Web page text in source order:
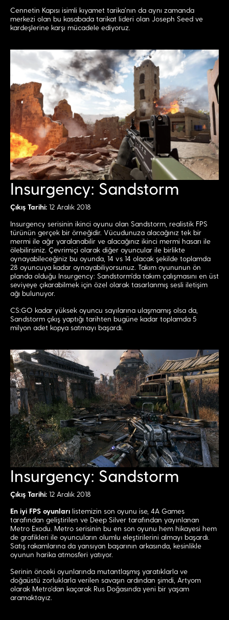
Cennetin Kapısı isimli kıyamet tarika’nın da aynı zamanda
merkezi olan bu kasabada tarikat lideri olan Joseph Seed ve
kardeşlerine karşı mücadele ediyoruz.
Insurgency: Sandstorm
Çıkış Tarihi: 12 Aralık 2018
Insurgency serisinin ikinci oyunu olan Sandstorm, realistik FPS
türünün gerçek bir örneğidir. Vücudunuza alacağınız tek bir
mermi ile ağır yaralanabilir ve alacağınız ikinci mermi hasarı ile
ölebilirsiniz. Çevrimiçi olarak diğer oyuncular ile birlikte
oynayabileceğiniz bu oyunda, 14 vs 14 olacak şekilde toplamda
28 oyuncuya kadar oynayabiliyorsunuz. Takım oyununun ön
planda olduğu Insurgency: Sandstorm’da takım çalışmasını en üst
seviyeye çıkarabilmek için özel olarak tasarlanmış sesli iletişim
ağı bulunuyor.
CS:GO kadar yüksek oyuncu sayılarına ulaşmamış olsa da,
Sandstorm çıkış yaptığı tarihten bugüne kadar toplamda 5
milyon adet kopya satmayı başardı.
Insurgency: Sandstorm
Çıkış Tarihi: 12 Aralık 2018
En iyi FPS oyunları listemizin son oyunu ise, 4A Games
tarafından geliştirilen ve Deep Silver tarafından yayınlanan
Metro Exodu. Metro serisinin bu en son oyunu hem hikayesi hem
de grafikleri ile oyuncuların olumlu eleştirilerini almayı başardı.
Satış rakamlarına da yansıyan başarının arkasında, kesinlikle
oyunun harika atmosferi yatıyor.
Serinin önceki oyunlarında mutantlaşmış yaratıklarla ve
doğaüstü zorluklarla verilen savaşın ardından şimdi, Artyom
olarak Metro’dan kaçarak Rus Doğasında yeni bir yaşam
aramaktayız.